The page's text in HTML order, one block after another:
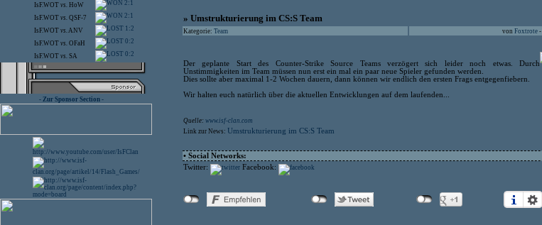
IsF.WOT vs. HoW 2:1
IsF.WOT vs. QSF-7 2:1
IsF.WOT vs.ANV 1:2
IsF.WOT vs. OFaH 0:2
IsF.WOT vs. SA 0:2
- Zur Sponsor Section -
» Umstrukturierung im CS:S Team
Kategorie: Team von Foxtrote -
Der geplante Start des Counter-Strike Source Teams verzögert sich leider noch etwas. Durch
Unstimmigkeiten im Team müssen nun erst ein mal ein paar neue Spieler gefunden werden.
Dies sollte aber maximal 1-2 Wochen dauern, dann können wir endlich den ersten Frags entgegenfiebern.
Wir halten euch natürlich über die aktuellen Entwicklungen auf dem laufenden...
Quelle: www.isf-clan.com
Link zur News: Umstrukturierung im CS:S Team
• Social Networks:
Twitter:
Facebook: